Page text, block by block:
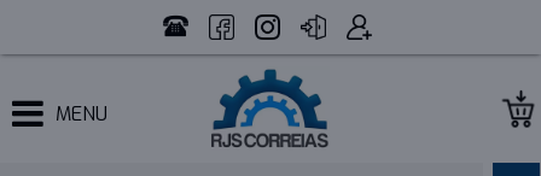
MENU